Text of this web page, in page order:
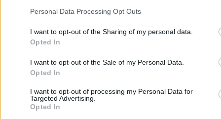
Personal Data Processing Opt Outs
I want to opt-out of the Sharing of my personal data.
Opted In
I want to opt-out of the Sale of my Personal Data.
Opted In
I want to opt-out of processing my Personal Data for
Targeted Advertising.
Opted In
Kraj